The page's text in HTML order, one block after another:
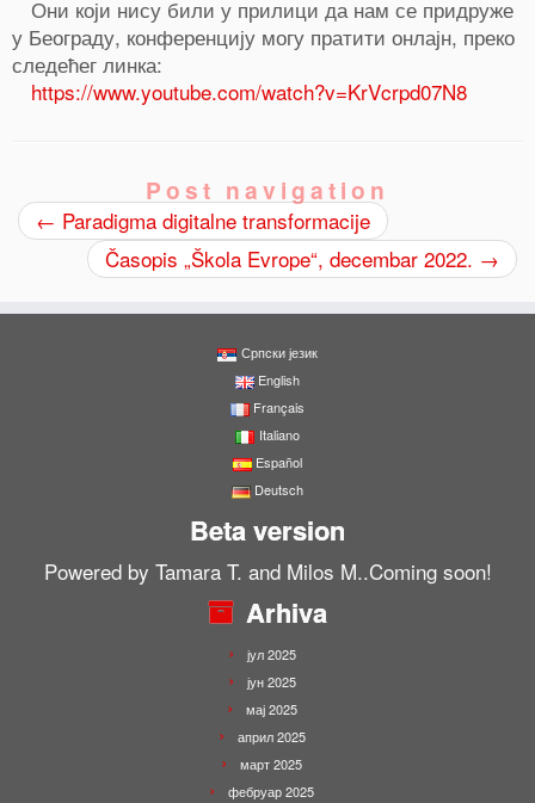
Они који нису били у прилици да нам се придруже
у Београду, конференцију могу пратити онлајн, преко
следећег линка:
https://www.youtube.com/watch?v=KrVcrpd07N8
Post navigation
← Paradigma digitalne transformacije
Časopis „Škola Evrope“, decembar 2022. →
Српски језик
English
Français
Italiano
Español
Deutsch
Beta version
Powered by Tamara T. and Milos M..Coming soon!
Arhiva
јул 2025
јун 2025
мај 2025
април 2025
март 2025
фебруар 2025